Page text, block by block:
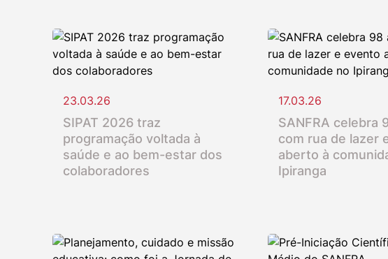
23.03.26
SIPAT 2026 traz
programação voltada à
saúde e ao bem-estar dos
colaboradores
17.03.26
SANFRA celebra
com rua de lazer
aberto à
Ipiranga